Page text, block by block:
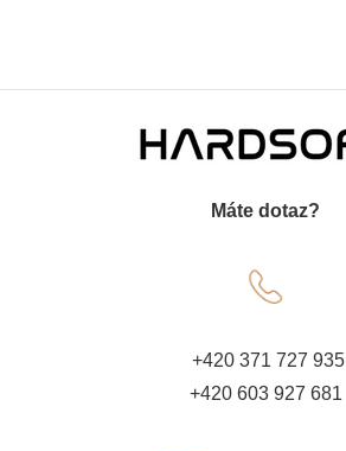
Máte dotaz?
+420 371 727 935
+420 603 927 681